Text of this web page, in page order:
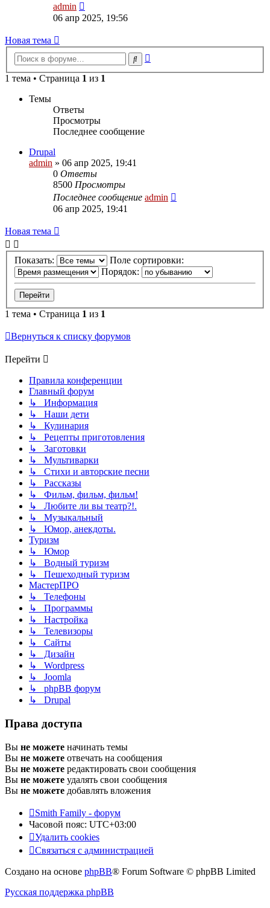
admin
к
последнему
06 апр 2025, 19:56
Новая тема
Поиск
1 тема • Страница 1 из 1
Темы
Ответы
Просмотры
Последнее сообщение
Drupal
admin » 06 апр 2025, 19:41
0 Ответы
8500 Просмотры
Последнее сообщение admin
06 апр 2025, 19:41
Новая тема
Показать:
Поле сортировки:
Порядок:
1 тема • Страница 1 из 1
Вернуться к списку форумов
Перейти
Правила конференции
Главный форум
↳ Информация
↳ Наши дети
↳ Кулинария
↳ Рецепты приготовления
↳ Заготовки
↳ Мультиварки
↳ Стихи и авторские песни
↳ Рассказы
↳ Фильм, фильм, фильм!
↳ Любите ли вы театр?!.
↳ Музыкальный
↳ Юмор, анекдоты.
Туризм
↳ Юмор
↳ Водный туризм
↳ Пешеходный туризм
МастерПРО
↳ Телефоны
↳ Программы
↳ Настройка
↳ Телевизоры
↳ Сайты
↳ Дизайн
↳ Wordpress
↳ Joomla
↳ phpBB форум
↳ Drupal
Права доступа
Вы не можете начинать темы
Вы не можете отвечать на сообщения
Вы не можете редактировать свои сообщения
Вы не можете удалять свои сообщения
Вы не можете добавлять вложения
Smith Family - форум
Часовой пояс: UTC+03:00
Удалить cookies
Связаться с администрацией
Создано на основе phpBB® Forum Software © phpBB Limited
Русская поддержка phpBB